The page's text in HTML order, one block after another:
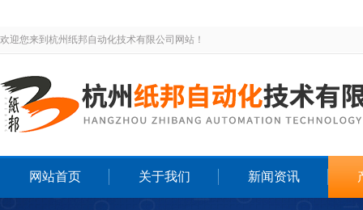
欢迎您来到杭州纸邦自动化技术有限公司网站！
网站首页 关于我们 新闻资讯